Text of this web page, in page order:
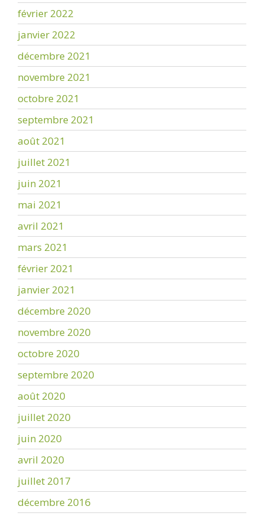
février 2022
janvier 2022
décembre 2021
novembre 2021
octobre 2021
septembre 2021
août 2021
juillet 2021
juin 2021
mai 2021
avril 2021
mars 2021
février 2021
janvier 2021
décembre 2020
novembre 2020
octobre 2020
septembre 2020
août 2020
juillet 2020
juin 2020
avril 2020
juillet 2017
décembre 2016